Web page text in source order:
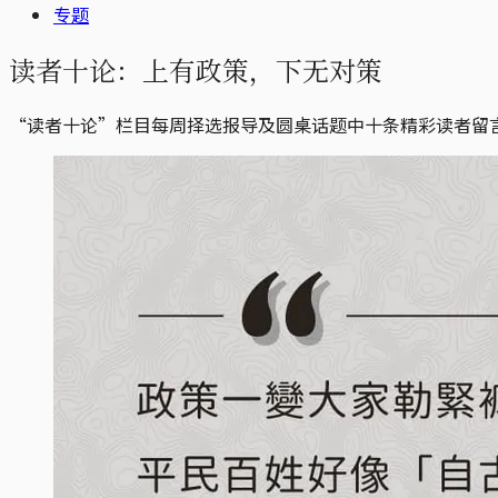
专题
读者十论：上有政策，下无对策
“读者十论”栏目每周择选报导及圆桌话题中十条精彩读者留